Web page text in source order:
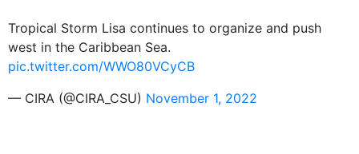
Tropical Storm Lisa continues to organize and push
west in the Caribbean Sea.
pic.twitter.com/WWO80VCyCB
— CIRA (@CIRA_CSU) November 1, 2022